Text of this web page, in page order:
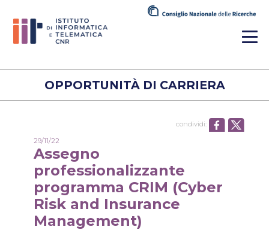
OPPORTUNITÀ DI CARRIERA
condividi:
29/11/22
Assegno
professionalizzante
programma CRIM (Cyber
Risk and Insurance
Management)